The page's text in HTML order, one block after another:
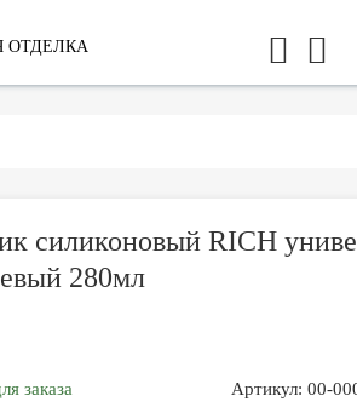
ОТДЕЛКА
силиконовый RICH
280мл
заказа Артикул: 00-